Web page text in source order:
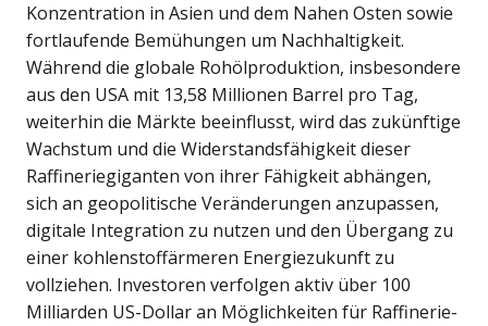
Konzentration in Asien und dem Nahen Osten sowie
fortlaufende Bemühungen um Nachhaltigkeit.
Während die globale Rohölproduktion, insbesondere
aus den USA mit 13,58 Millionen Barrel pro Tag,
weiterhin die Märkte beeinflusst, wird das zukünftige
Wachstum und die Widerstandsfähigkeit dieser
Raffineriegiganten von ihrer Fähigkeit abhängen,
sich an geopolitische Veränderungen anzupassen,
digitale Integration zu nutzen und den Übergang zu
einer kohlenstoffärmeren Energiezukunft zu
vollziehen. Investoren verfolgen aktiv über 100
Milliarden US-Dollar an Möglichkeiten für Raffinerie-